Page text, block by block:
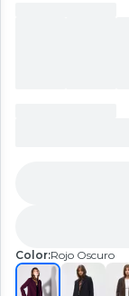
Color:Rojo Oscuro